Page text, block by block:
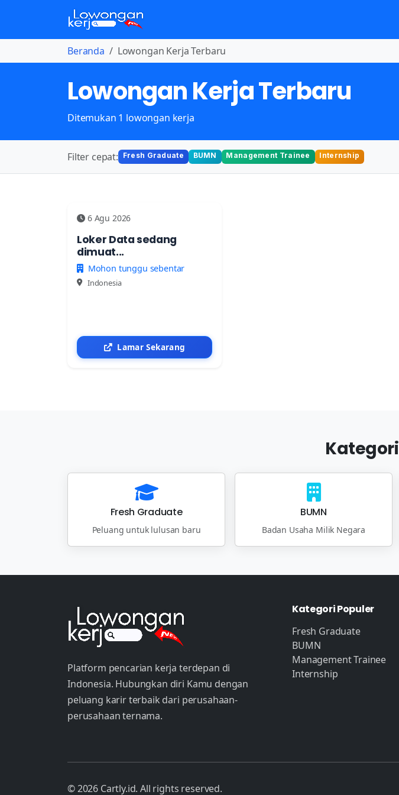
Beranda Lowongan Kerja Terbaru
Lowongan Kerja Terbaru
Ditemukan 1 lowongan kerja
Filter cepat: Fresh Graduate BUMN Management Trainee Internship
6 Agu 2026
Loker Data sedang
dimuat...
Mohon tunggu sebentar
Indonesia
Lamar Sekarang
Fresh Graduate
Peluang untuk lulusan baru
BUMN
Badan Usaha Milik Negara
Platform pencarian kerja terdepan di
Indonesia. Hubungkan diri Kamu dengan
peluang karir terbaik dari perusahaan-
perusahaan ternama.
Kategori Populer
Fresh Graduate
BUMN
Management Trainee
Internship
© 2026 Cartly.id. All rights reserved.